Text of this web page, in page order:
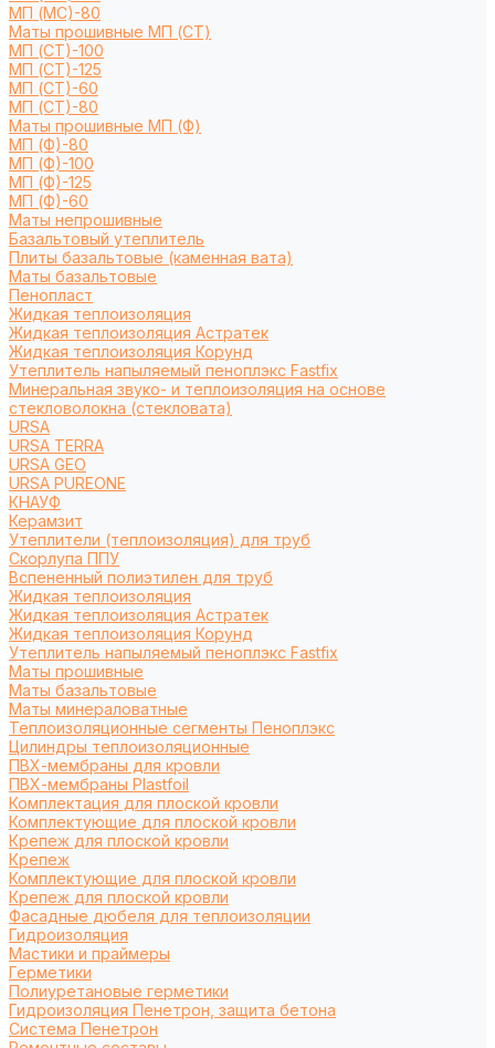
МП (МС)-80
Маты прошивные МП (СТ)
МП (СТ)-100
МП (СТ)-125
МП (СТ)-60
МП (СТ)-80
Маты прошивные МП (Ф)
МП (Ф)-80
МП (Ф)-100
МП (Ф)-125
МП (Ф)-60
Маты непрошивные
Базальтовый утеплитель
Плиты базальтовые (каменная вата)
Маты базальтовые
Пенопласт
Жидкая теплоизоляция
Жидкая теплоизоляция Астратек
Жидкая теплоизоляция Корунд
Утеплитель напыляемый пеноплэкс Fastfix
Минеральная звуко- и теплоизоляция на основе
стекловолокна (стекловата)
URSA
URSA TERRA
URSA GEO
URSA PUREONE
КНАУФ
Керамзит
Утеплители (теплоизоляция) для труб
Cкорлупа ППУ
Вспененный полиэтилен для труб
Жидкая теплоизоляция
Жидкая теплоизоляция Астратек
Жидкая теплоизоляция Корунд
Утеплитель напыляемый пеноплэкс Fastfix
Маты прошивные
Маты базальтовые
Маты минераловатные
Теплоизоляционные сегменты Пеноплэкс
Цилиндры теплоизоляционные
ПВХ-мембраны для кровли
ПВХ-мембраны Plastfoil
Комплектация для плоской кровли
Комплектующие для плоской кровли
Крепеж для плоской кровли
Крепеж
Комплектующие для плоской кровли
Крепеж для плоской кровли
Фасадные дюбеля для теплоизоляции
Гидроизоляция
Мастики и праймеры
Герметики
Полиуретановые герметики
Гидроизоляция Пенетрон, защита бетона
Система Пенетрон